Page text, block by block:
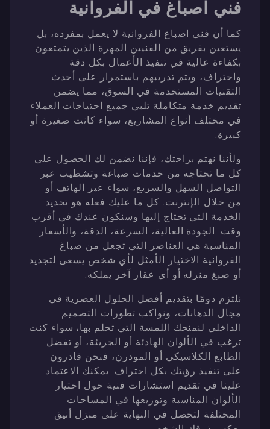
فني اصباغ في الفروانية
كما أن فني اصباغ الفروانية لا يعمل بمفرده، بل
يستعين بفريق من الفنيين المهرة الذين يتمتعون
بكفاءة عالية في تنفيذ الأعمال بكل دقة
واحتراف، ويتم تدريبهم باستمرار على أحدث
التقنيات المستخدمة في السوق، مما يضمن
تقديم خدمة متكاملة تلبي جميع احتياجات العملاء
في مختلف أنواع المشاريع، سواء كانت صغيرة أو
كبيرة.
ولأننا نهتم براحتك، فإننا نضمن لك الحصول على
كل ما تحتاجه من خدمات صباغة وتشطيب عبر
التواصل السهل والسريع، سواء عبر الهاتف أو
من خلال الإنترنت. كل ما عليك فعله هو تحديد
الخدمة التي تحتاج إليها وسنكون عندك في أقرب
وقت. الجودة العالية، السرعة، الدقة، والأسعار
المناسبة هي العناصر التي تجعل من صباغ
الفروانية الاختيار الأمثل لأي شخص يسعى لتجديد
أو صبغ منزله أو أي عقار آخر يملكه.
نلتزم دومًا بتقديم أفضل الحلول العصرية في
مجال الدهانات، ونواكب تطورات التصميم
الداخلي لنمنحك اللمسة التي تحلم بها، سواء كنت
ترغب في الألوان الهادئة أو الجريئة، أو تفضل
الطابع الكلاسيكي أو المودرن، فنحن قادرون
على تنفيذ رؤيتك بكل احتراف. يمكنك الاعتماد
علينا في تقديم استشارات فنية حول اختيار
الألوان المناسبة وتوزيعها في المساحات
المختلفة لتحصل في النهاية على منزل أنيق